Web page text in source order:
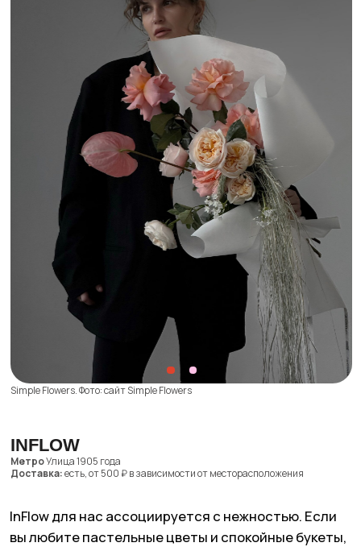
InFlow. Фото: сайт InFlow
наступила пред-весенняя романтизация жизни,
то вдвойне рекомендуем зайти в InFlow.
ДАНАИДА ГАРДЕН
МетроАрбатская
Доставка:есть, 1000 ₽ + 50 ₽/км от МКАД, бесплатная доставка при
заказе от 10.000 ₽